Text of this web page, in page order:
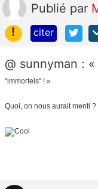
Publié par
!
citer
@ sunnyman : «
“immortels“ ! »
Quoi, on nous aurait menti